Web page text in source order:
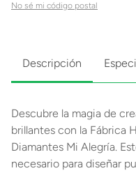
No sé mi código postal
Descripción
Descubre la magia de
brillantes con la Fábrica
Diamantes Mi Alegría.
necesario para diseñar